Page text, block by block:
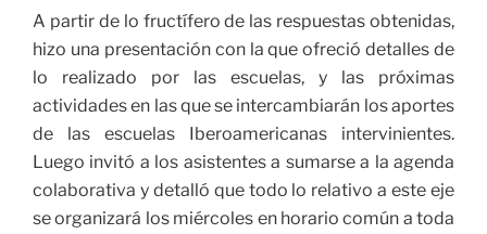
A partir de lo fructífero de las respuestas obtenidas,
hizo una presentación con la que ofreció detalles de
lo realizado por las escuelas, y las próximas
actividades en las que se intercambiarán los aportes
de las escuelas Iberoamericanas intervinientes.
Luego invitó a los asistentes a sumarse a la agenda
colaborativa y detalló que todo lo relativo a este eje
se organizará los miércoles en horario común a toda